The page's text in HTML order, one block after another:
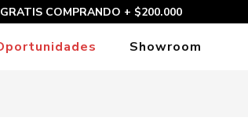
COMPRANDO + $200.000
Showroom